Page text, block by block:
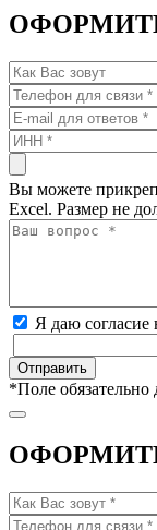
Вы можете
Excel. Размер не
Я даю согласие
*Поле обязательно